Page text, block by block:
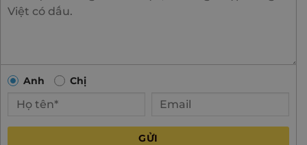
Anh Chị
GỬI